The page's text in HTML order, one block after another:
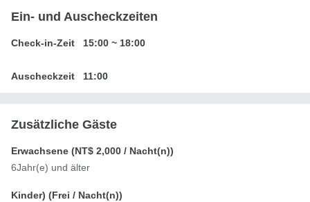
Ein- und Auscheckzeiten
Check-in-Zeit 15:00 ~ 18:00
Auscheckzeit 11:00
Zusätzliche Gäste
Erwachsene (NT$ 2,000 / Nacht(n))
6Jahr(e) und älter
Kinder) (Frei / Nacht(n))